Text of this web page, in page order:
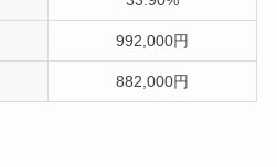
992,000円
882,000円